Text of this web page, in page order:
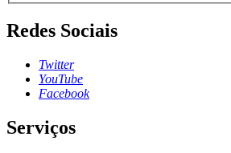
Redes Sociais
Twitter
YouTube
Facebook
Serviços